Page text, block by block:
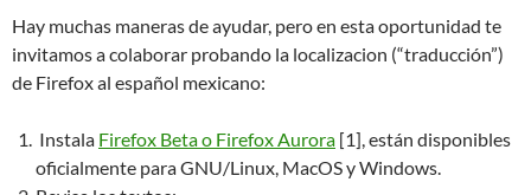
Hay muchas maneras de ayudar, pero en esta oportunidad te
invitamos a colaborar probando la localizacion (“traducción”)
de Firefox al español mexicano:
Instala Firefox Beta o Firefox Aurora [1], están disponibles
oficialmente para GNU/Linux, MacOS y Windows.